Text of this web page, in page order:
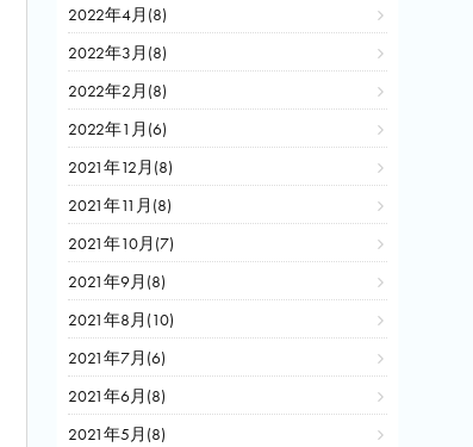
2022年4月(8)
2022年3月(8)
2022年2月(8)
2022年1月(6)
2021年12月(8)
2021年11月(8)
2021年10月(7)
2021年9月(8)
2021年8月(10)
2021年7月(6)
2021年6月(8)
2021年5月(8)